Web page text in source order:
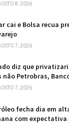
8, 2026
cai e Bolsa recua
7, 2026
diz que
não Petrobras,
7, 2026
fecha dia em
com expectativa